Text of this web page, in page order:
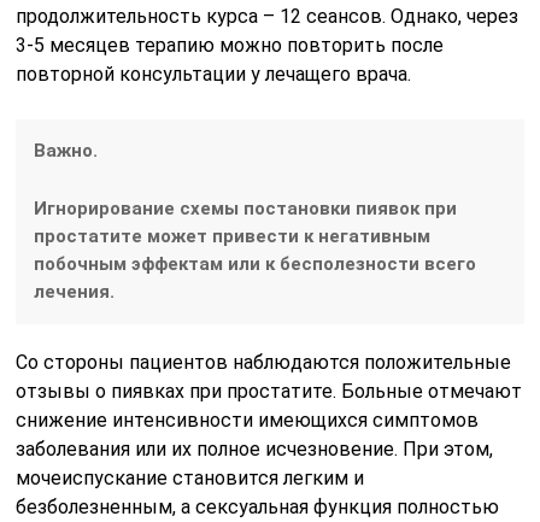
продолжительность курса – 12 сеансов. Однако, через
3-5 месяцев терапию можно повторить после
повторной консультации у лечащего врача.
Важно.
Игнорирование схемы постановки пиявок при
простатите может привести к негативным
побочным эффектам или к бесполезности всего
лечения.
Со стороны пациентов наблюдаются положительные
отзывы о пиявках при простатите. Больные отмечают
снижение интенсивности имеющихся симптомов
заболевания или их полное исчезновение. При этом,
мочеиспускание становится легким и
безболезненным, а сексуальная функция полностью